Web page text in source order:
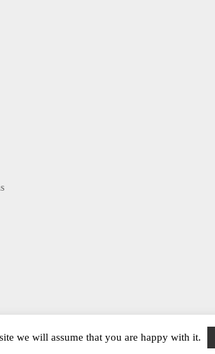
we will assume that you are happy with it.